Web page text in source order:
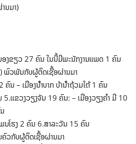
ນມາ)
ອງຂຽວ 27 ຄົນ ໃນນີ້ມີພະນັກງານແພດ 1 ຄົນ
ພົວພັນກັບຜູ້ຕິດເຊື້ອຜ່ານມາ
ຄົນ – ເມືອງນ້ໍາບາກ ບ້ານ້ໍາຖ້ວມໃຕ້ 1 ຄົນ
5.ແຂວງວຽງຈັນ 19 ຄົນ: – ເມືອງວຽງຄໍາ ມີ 10
ນໂຮງ 2 ຄົນ 6.ສາລະວັນ 15 ຄົນ
ຄົວກັບຜູ້ຕິດເຊື້ອຜ່ານມາ